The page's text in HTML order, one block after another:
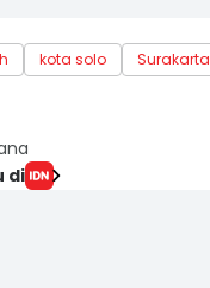
kota solo Surakarta
di